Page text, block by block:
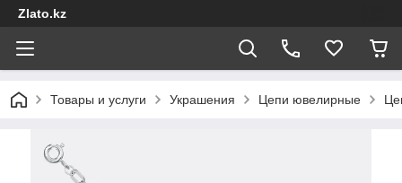
Zlato.kz
Товары и услуги Украшения Цепи ювелирные